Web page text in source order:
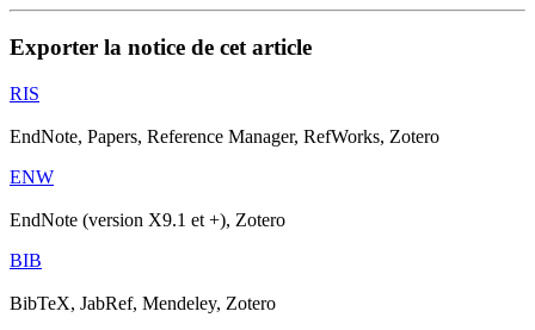
Exporter la notice de cet article
RIS
EndNote, Papers, Reference Manager, RefWorks, Zotero
ENW
EndNote (version X9.1 et +), Zotero
BIB
BibTeX, JabRef, Mendeley, Zotero